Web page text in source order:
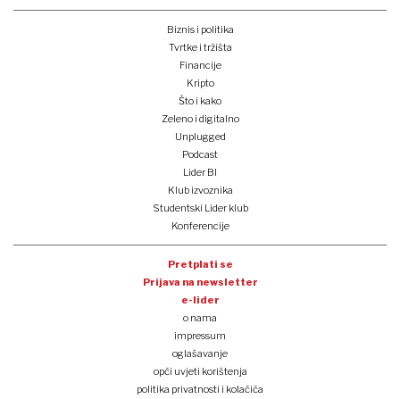
Biznis i politika
Tvrtke i tržišta
Financije
Kripto
Što i kako
Zeleno i digitalno
Unplugged
Podcast
Lider BI
Klub izvoznika
Studentski Lider klub
Konferencije
Pretplati se
Prijava na newsletter
e-lider
o nama
impressum
oglašavanje
opći uvjeti korištenja
politika privatnosti i kolačića